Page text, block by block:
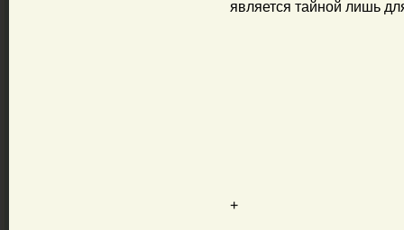
является тайной лишь
+